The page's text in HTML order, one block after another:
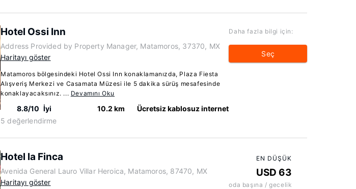
Hotel Ossi Inn
Address Provided by Property Manager, Matamoros, 37370, MX
Haritayı göster
Matamoros bölgesindeki Hotel Ossi Inn konaklamanızda, Plaza Fiesta
Alışveriş Merkezi ve Casamata Müzesi ile 5 dakika sürüş mesafesinde
konaklayacaksınız. ... Devamını Oku
8.8/10 İyi
5 değerlendirme
10.2 km Ücretsiz kablosuz internet
Daha fazla bilgi için:
Seç
Hotel la Finca
Avenida General Lauro Villar Heroica, Matamoros, 87470, MX
Haritayı göster
EN DÜŞÜK
USD 63
oda başına / gecelik